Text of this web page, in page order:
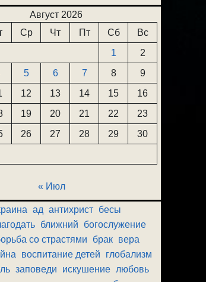
Август 2026
Ср Чт Пт Сб
Вс
1
2
5 6 7 8
9
12 13 14 15
16
19 20 21 22
23
26 27 28 29
30
« Июл
ад антихрист бесы
ближний
богослужение
со страстями брак вера
воспитание детей
глобализм
заповеди искушение любовь